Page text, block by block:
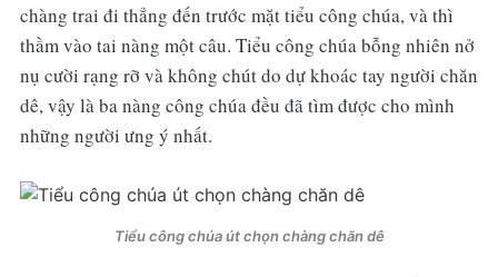
chàng trai đi thẳng đến trước mặt tiểu công chúa, và thì
thầm vào tai nàng một câu. Tiểu công chúa bỗng nhiên nở
nụ cười rạng rỡ và không chút do dự khoác tay người chăn
dê, vậy là ba nàng công chúa đều đã tìm được cho mình
những người ưng ý nhất.
Tiểu công chúa út chọn chàng chăn dê